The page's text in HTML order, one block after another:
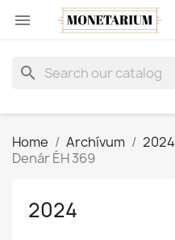

search
Home Archívum 2024
Denár ÉH 369
2024